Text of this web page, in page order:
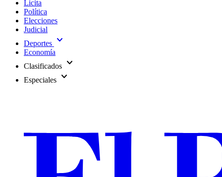
Licita
Política
Elecciones
Judicial
Deportes expand_more
Economía
Clasificados expand_more
Especiales expand_more